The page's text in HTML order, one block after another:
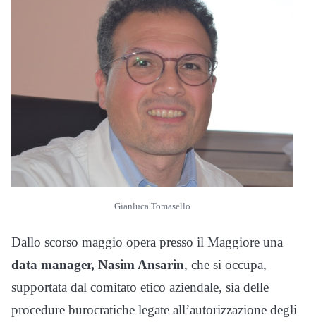
Gianluca Tomasello
Dallo scorso maggio opera presso il Maggiore una
data manager, Nasim Ansarin, che si occupa,
supportata dal comitato etico aziendale, sia delle
procedure burocratiche legate all’autorizzazione degli